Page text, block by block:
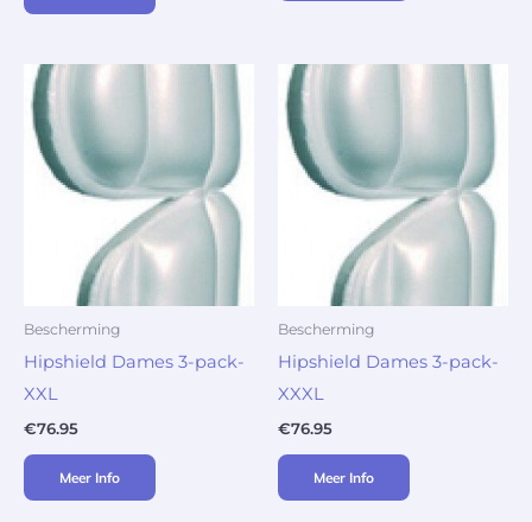
Bescherming
Hipshield Dames 3-pack-
XXL
€76.95
Meer Info
Bescherming
Hipshield Dames 3-pack-
XXXL
€76.95
Meer Info